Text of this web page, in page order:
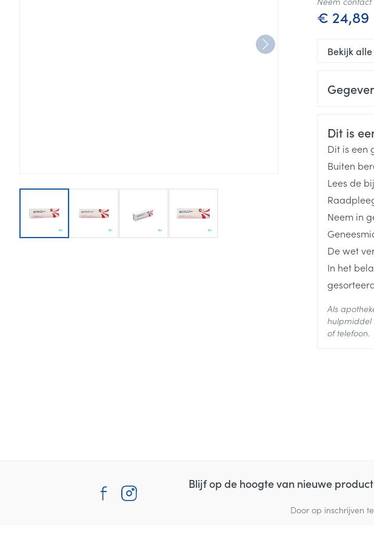
€ 24,89
Bekijk
Merken
Breedte
Lengte
Diepte
Behoud
Dit is
Dit is een
Buiten
Lees de
Neem in
De wet
In het
Als
hulpmiddel
of telefoon.
Blijf op de hoogte van nieuwe
Door op inschrijven